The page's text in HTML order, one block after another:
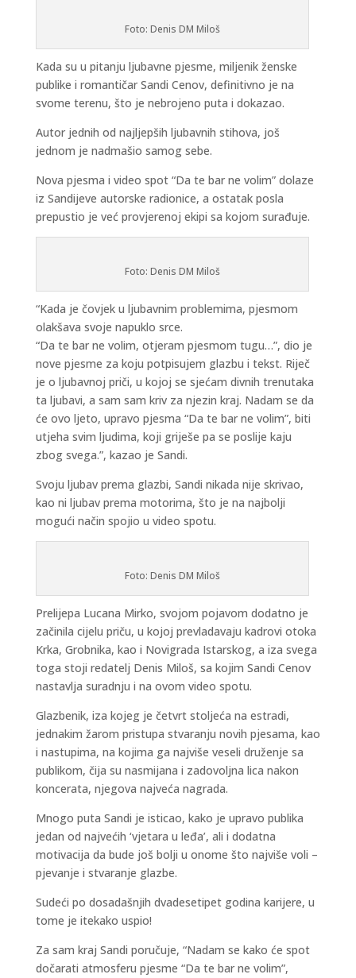
Foto: Denis DM Miloš
Kada su u pitanju ljubavne pjesme, miljenik ženske
publike i romantičar Sandi Cenov, definitivno je na
svome terenu, što je nebrojeno puta i dokazao.
Autor jednih od najljepših ljubavnih stihova, još
jednom je nadmašio samog sebe.
Nova pjesma i video spot “Da te bar ne volim” dolaze
iz Sandijeve autorske radionice, a ostatak posla
prepustio je već provjerenoj ekipi sa kojom surađuje.
Foto: Denis DM Miloš
“Kada je čovjek u ljubavnim problemima, pjesmom
olakšava svoje napuklo srce.
“Da te bar ne volim, otjeram pjesmom tugu…”, dio je
nove pjesme za koju potpisujem glazbu i tekst. Riječ
je o ljubavnoj priči, u kojoj se sjećam divnih trenutaka
ta ljubavi, a sam sam kriv za njezin kraj. Nadam se da
će ovo ljeto, upravo pjesma “Da te bar ne volim”, biti
utjeha svim ljudima, koji griješe pa se poslije kaju
zbog svega.”, kazao je Sandi.
Svoju ljubav prema glazbi, Sandi nikada nije skrivao,
kao ni ljubav prema motorima, što je na najbolji
mogući način spojio u video spotu.
Foto: Denis DM Miloš
Prelijepa Lucana Mirko, svojom pojavom dodatno je
začinila cijelu priču, u kojoj prevladavaju kadrovi otoka
Krka, Grobnika, kao i Novigrada Istarskog, a iza svega
toga stoji redatelj Denis Miloš, sa kojim Sandi Cenov
nastavlja suradnju i na ovom video spotu.
Glazbenik, iza kojeg je četvrt stoljeća na estradi,
jednakim žarom pristupa stvaranju novih pjesama, kao
i nastupima, na kojima ga najviše veseli druženje sa
publikom, čija su nasmijana i zadovoljna lica nakon
koncerata, njegova najveća nagrada.
Mnogo puta Sandi je isticao, kako je upravo publika
jedan od najvećih ‘vjetara u leđa’, ali i dodatna
motivacija da bude još bolji u onome što najviše voli –
pjevanje i stvaranje glazbe.
Sudeći po dosadašnjih dvadesetipet godina karijere, u
tome je itekako uspio!
Za sam kraj Sandi poručuje, “Nadam se kako će spot
dočarati atmosferu pjesme “Da te bar ne volim”,